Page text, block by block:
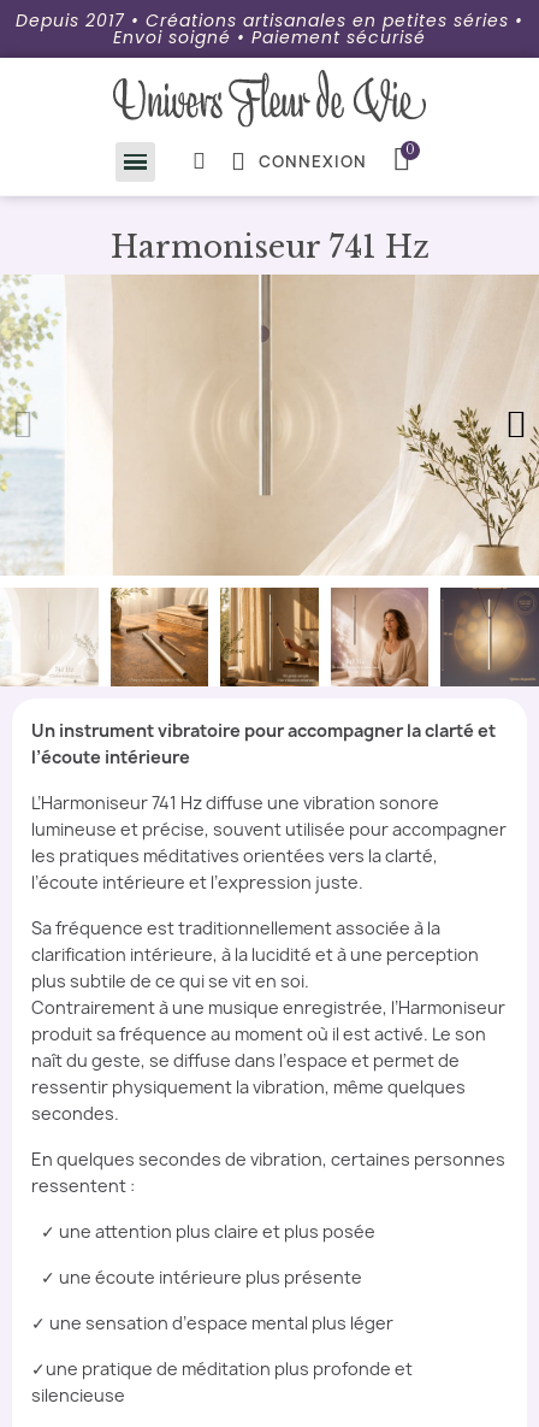
Depuis 2017 • Créations artisanales en petites séries •
Envoi soigné • Paiement sécurisé
CONNEXION
Harmoniseur 741 Hz
Un instrument vibratoire pour accompagner la clarté et
l’écoute intérieure
L’Harmoniseur 741 Hz diffuse une vibration sonore
lumineuse et précise, souvent utilisée pour accompagner
les pratiques méditatives orientées vers la clarté,
l’écoute intérieure et l’expression juste.
Sa fréquence est traditionnellement associée à la
clarification intérieure, à la lucidité et à une perception
plus subtile de ce qui se vit en soi.
Contrairement à une musique enregistrée, l’Harmoniseur
produit sa fréquence au moment où il est activé. Le son
naît du geste, se diffuse dans l’espace et permet de
ressentir physiquement la vibration, même quelques
secondes.
En quelques secondes de vibration, certaines personnes
ressentent :
✓ une attention plus claire et plus posée
✓ une écoute intérieure plus présente
✓ une sensation d’espace mental plus léger
✓une pratique de méditation plus profonde et
silencieuse